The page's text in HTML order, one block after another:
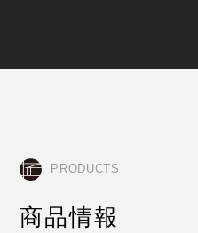
PRODUCTS
商品情報